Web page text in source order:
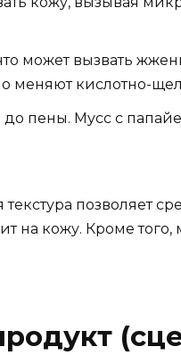
может вызвать
меняют кислотно-
пены. Мусс с
позволяет
на кожу. Кроме